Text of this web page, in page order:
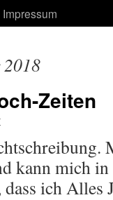
Impressum
Zeiten
kann mich
ich Alles